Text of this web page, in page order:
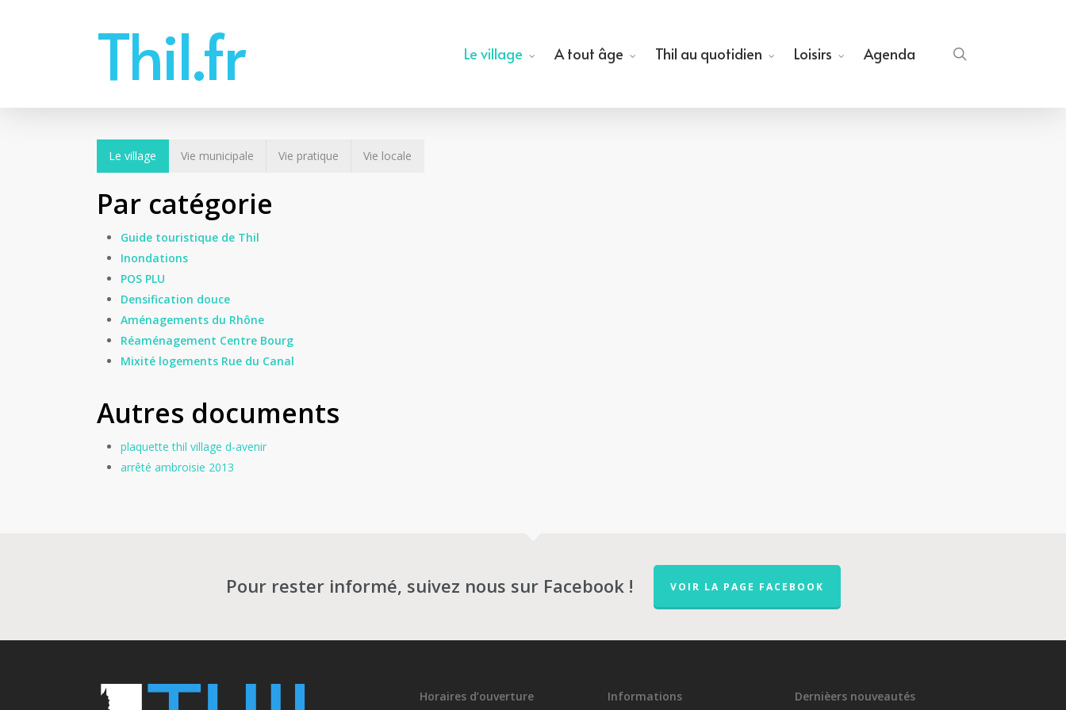
Thil.fr Le village A tout âge Thil au quotidien Loisirs Agenda
Le village Vie municipale Vie pratique Vie locale
Par catégorie
Guide touristique de Thil
Inondations
POS PLU
Densification douce
Aménagements du Rhône
Réaménagement Centre Bourg
Mixité logements Rue du Canal
Autres documents
plaquette thil village d-avenir
arrêté ambroisie 2013
Pour rester informé, suivez nous sur Facebook ! VOIR LA PAGE FACEBOOK
Horaires d’ouverture Informations Dernièers nouveautés